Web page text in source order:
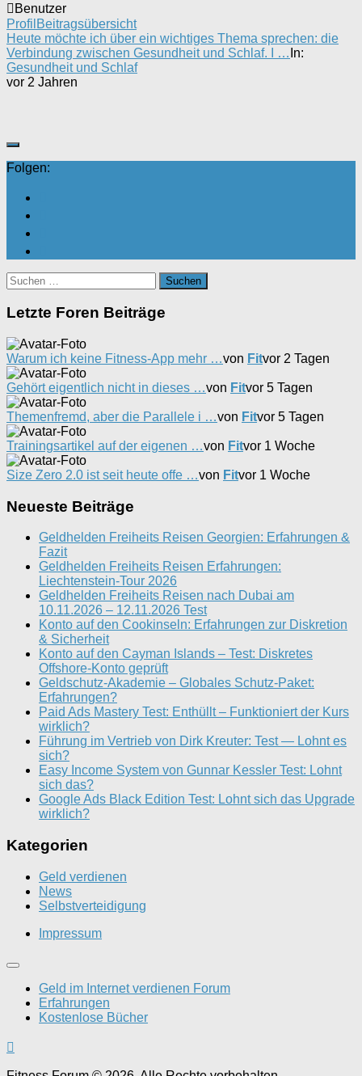
Benutzer
Profil Beitragsübersicht
Heute möchte ich über ein wichtiges Thema sprechen: die
Verbindung zwischen Gesundheit und Schlaf. I … In:
Gesundheit und Schlaf
vor 2 Jahren
Folgen:
Suchen
nach:
Letzte Foren Beiträge
Warum ich keine Fitness-App mehr …von Fitvor 2 Tagen
Gehört eigentlich nicht in dieses …von Fitvor 5 Tagen
Themenfremd, aber die Parallele i …von Fitvor 5 Tagen
Trainingsartikel auf der eigenen …von Fitvor 1 Woche
Size Zero 2.0 ist seit heute offe …von Fitvor 1 Woche
Neueste Beiträge
Geldhelden Freiheits Reisen Georgien: Erfahrungen &
Fazit
Geldhelden Freiheits Reisen Erfahrungen:
Liechtenstein-Tour 2026
Geldhelden Freiheits Reisen nach Dubai am
10.11.2026 – 12.11.2026 Test
Konto auf den Cookinseln: Erfahrungen zur Diskretion
& Sicherheit
Konto auf den Cayman Islands – Test: Diskretes
Offshore-Konto geprüft
Geldschutz-Akademie – Globales Schutz-Paket:
Erfahrungen?
Paid Ads Mastery Test: Enthüllt – Funktioniert der Kurs
wirklich?
Führung im Vertrieb von Dirk Kreuter: Test — Lohnt es
sich?
Easy Income System von Gunnar Kessler Test: Lohnt
sich das?
Google Ads Black Edition Test: Lohnt sich das Upgrade
wirklich?
Kategorien
Geld verdienen
News
Selbstverteidigung
Impressum
Geld im Internet verdienen Forum
Erfahrungen
Kostenlose Bücher